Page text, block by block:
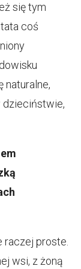
się tym
coś
naturalne,
dzieciństwie,
raczej proste.
wsi, z żoną